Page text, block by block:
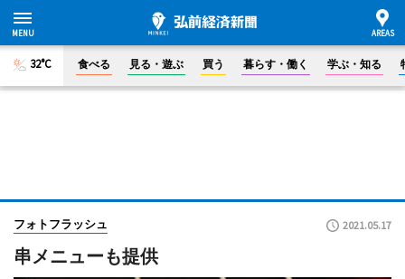
32°C 食べる 見る・遊ぶ 買う 暮らす・働く 学ぶ・知る
フォトフラッシュ 2021.05.17
串メニューも提供